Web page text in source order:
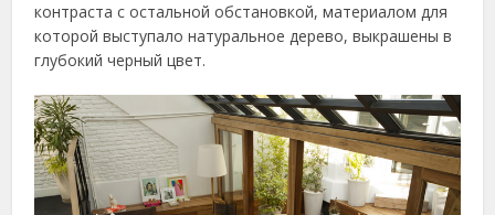
контраста с остальной обстановкой, материалом для
которой выступало натуральное дерево, выкрашены в
глубокий черный цвет.